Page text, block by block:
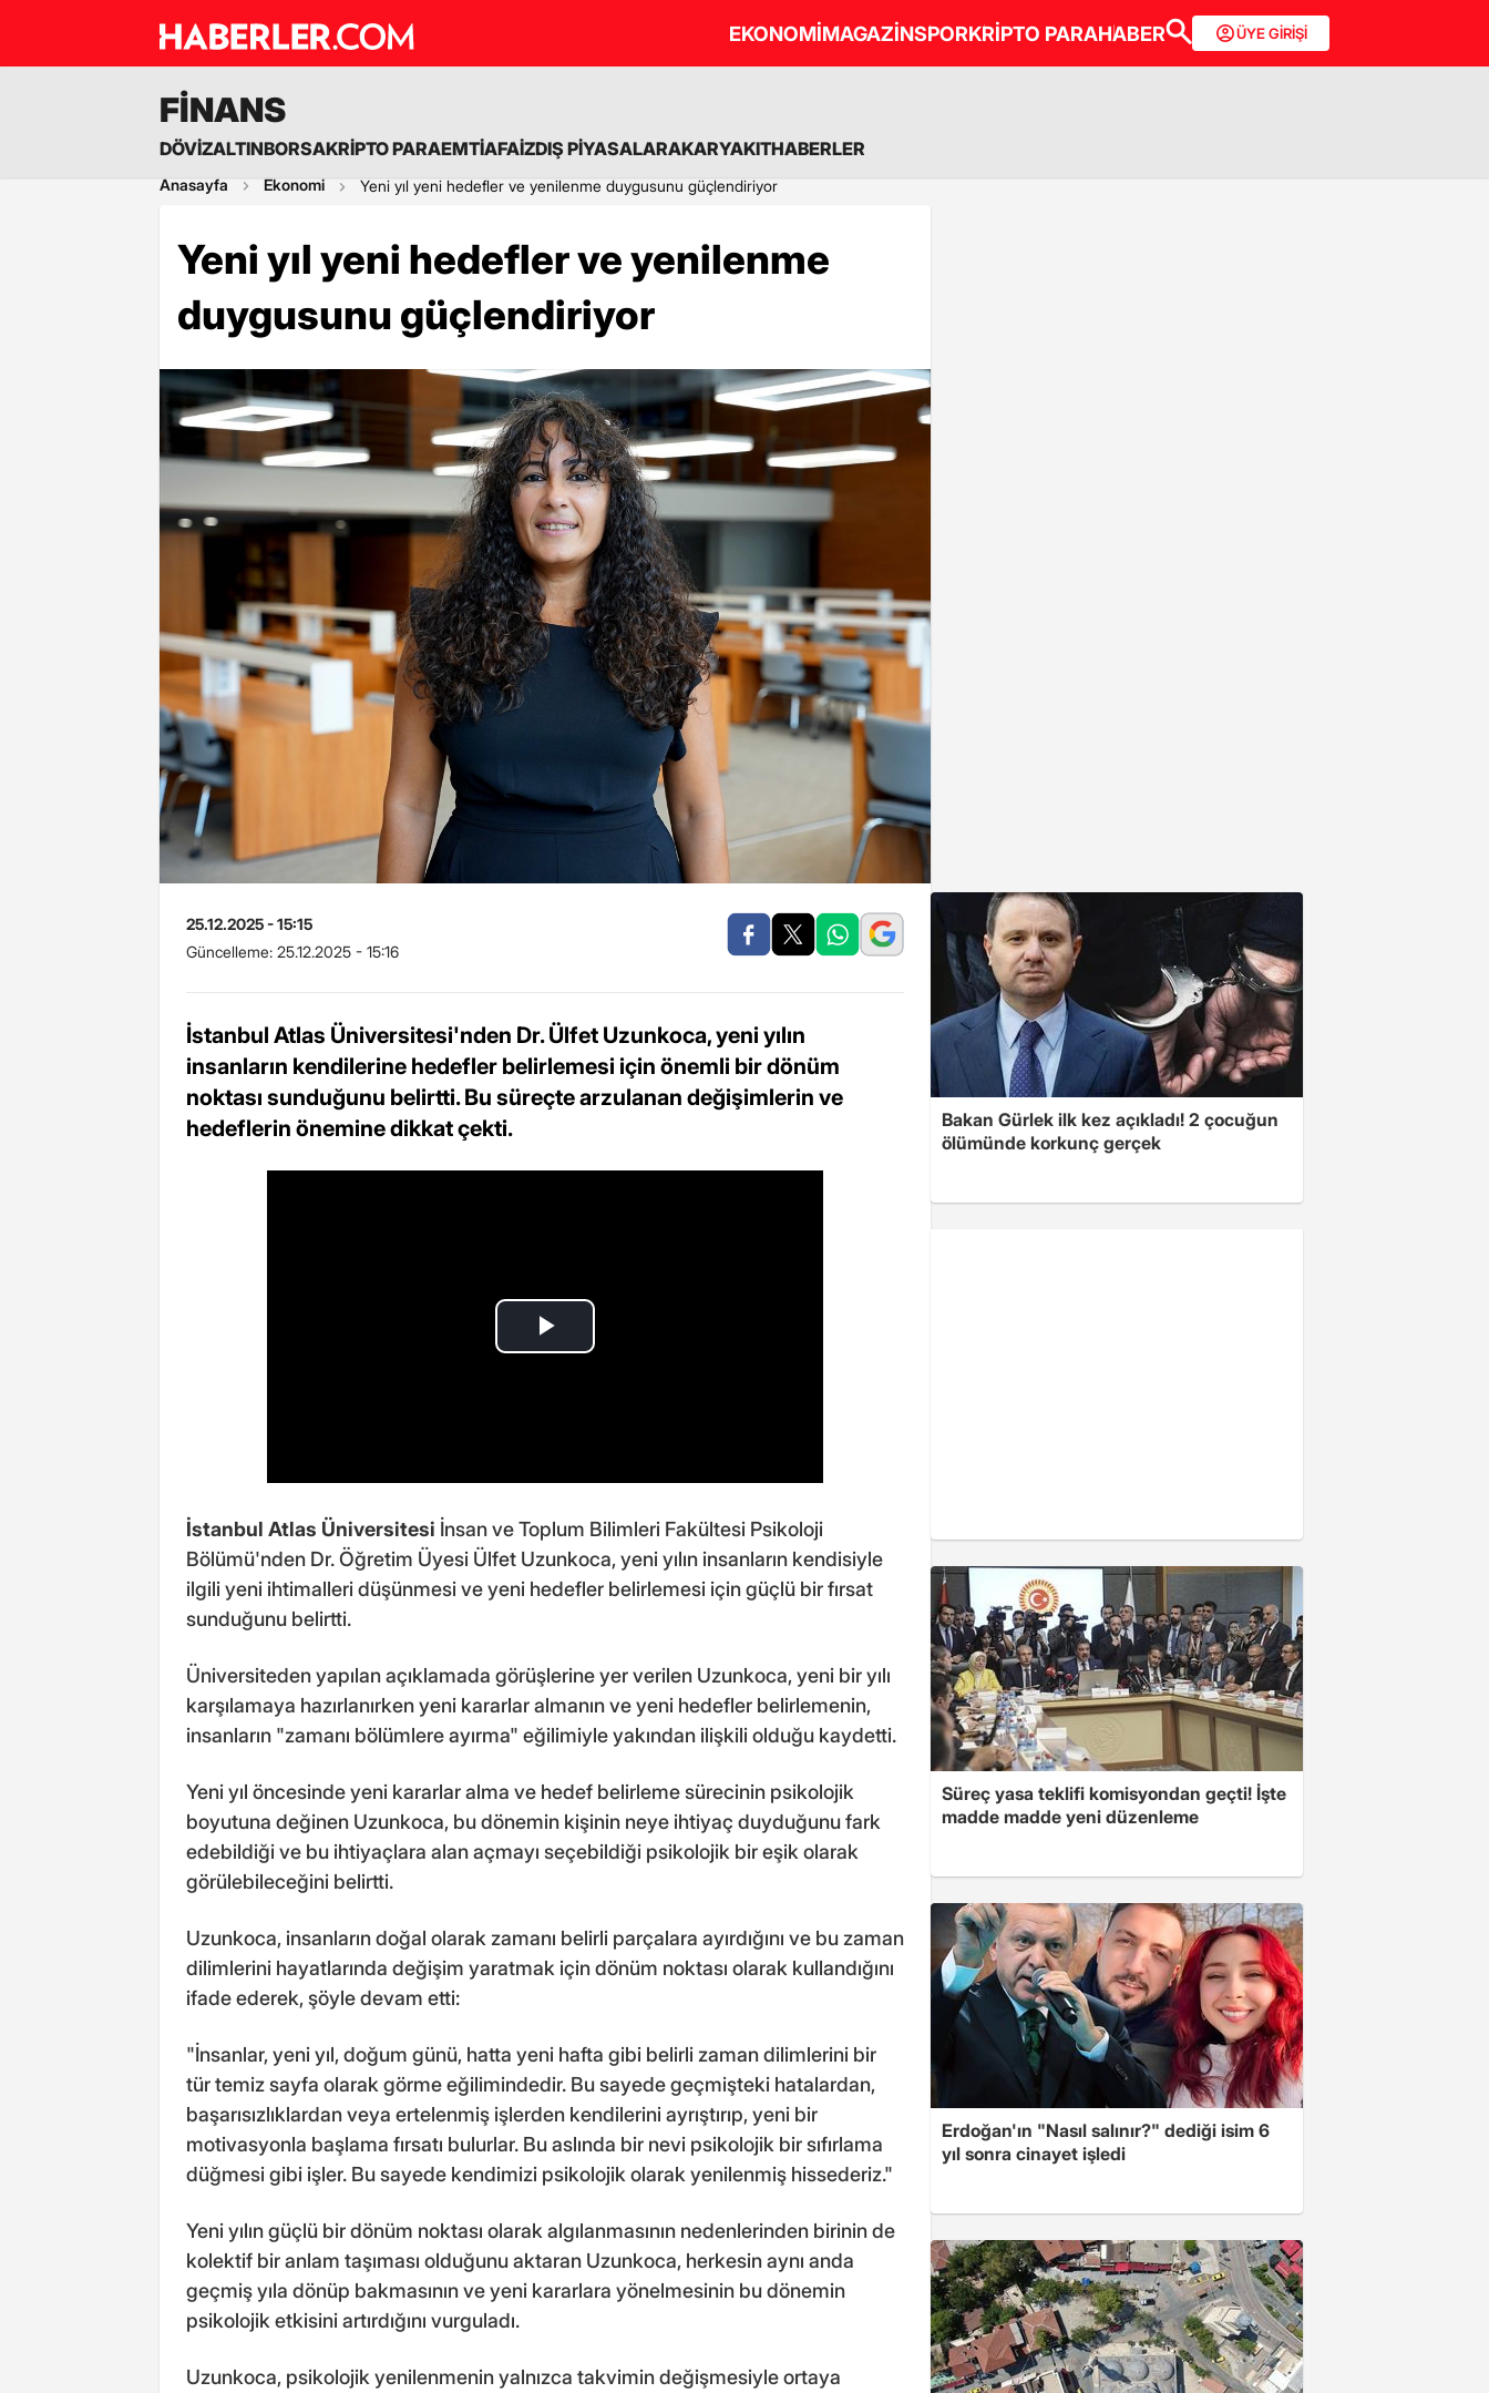
EKONOMİMAGAZİNSPORKRİPTO PARAHABER ÜYE GİRİŞİ
FİNANS
DÖVİZALTINBORSAKRİPTO PARAEMTİAFAİZDIŞ PİYASALARAKARYAKITHABERLER
Anasayfa Ekonomi Yeni yıl yeni hedefler ve yenilenme duygusunu güçlendiriyor
Yeni yıl yeni hedefler ve yenilenme
duygusunu güçlendiriyor
25.12.2025 - 15:15
Güncelleme: 25.12.2025 - 15:16
İstanbul Atlas Üniversitesi'nden Dr. Ülfet Uzunkoca, yeni yılın
insanların kendilerine hedefler belirlemesi için önemli bir dönüm
noktası sunduğunu belirtti. Bu süreçte arzulanan değişimlerin ve
hedeflerin önemine dikkat çekti.
İstanbul Atlas Üniversitesi İnsan ve Toplum Bilimleri Fakültesi Psikoloji
Bölümü'nden Dr. Öğretim Üyesi Ülfet Uzunkoca, yeni yılın insanların kendisiyle
ilgili yeni ihtimalleri düşünmesi ve yeni hedefler belirlemesi için güçlü bir fırsat
sunduğunu belirtti.
Üniversiteden yapılan açıklamada görüşlerine yer verilen Uzunkoca, yeni bir yılı
karşılamaya hazırlanırken yeni kararlar almanın ve yeni hedefler belirlemenin,
insanların "zamanı bölümlere ayırma" eğilimiyle yakından ilişkili olduğu kaydetti.
Yeni yıl öncesinde yeni kararlar alma ve hedef belirleme sürecinin psikolojik
boyutuna değinen Uzunkoca, bu dönemin kişinin neye ihtiyaç duyduğunu fark
edebildiği ve bu ihtiyaçlara alan açmayı seçebildiği psikolojik bir eşik olarak
görülebileceğini belirtti.
Uzunkoca, insanların doğal olarak zamanı belirli parçalara ayırdığını ve bu zaman
dilimlerini hayatlarında değişim yaratmak için dönüm noktası olarak kullandığını
ifade ederek, şöyle devam etti:
"İnsanlar, yeni yıl, doğum günü, hatta yeni hafta gibi belirli zaman dilimlerini bir
tür temiz sayfa olarak görme eğilimindedir. Bu sayede geçmişteki hatalardan,
başarısızlıklardan veya ertelenmiş işlerden kendilerini ayrıştırıp, yeni bir
motivasyonla başlama fırsatı bulurlar. Bu aslında bir nevi psikolojik bir sıfırlama
düğmesi gibi işler. Bu sayede kendimizi psikolojik olarak yenilenmiş hissederiz."
Yeni yılın güçlü bir dönüm noktası olarak algılanmasının nedenlerinden birinin de
kolektif bir anlam taşıması olduğunu aktaran Uzunkoca, herkesin aynı anda
geçmiş yıla dönüp bakmasının ve yeni kararlara yönelmesinin bu dönemin
psikolojik etkisini artırdığını vurguladı.
Uzunkoca, psikolojik yenilenmenin yalnızca takvimin değişmesiyle ortaya
Bakan Gürlek ilk kez açıkladı! 2 çocuğun
ölümünde korkunç gerçek
Süreç yasa teklifi komisyondan geçti! İşte
madde madde yeni düzenleme
Erdoğan'ın "Nasıl salınır?" dediği isim 6
yıl sonra cinayet işledi